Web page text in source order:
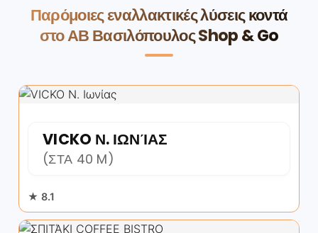
Παρόμοιες εναλλακτικές λύσεις κοντά
στο ΑΒ Βασιλόπουλος Shop & Go
VICKO Ν. ΙΩΝΊΑΣ
(ΣΤΑ 40 M)
★ 8.1